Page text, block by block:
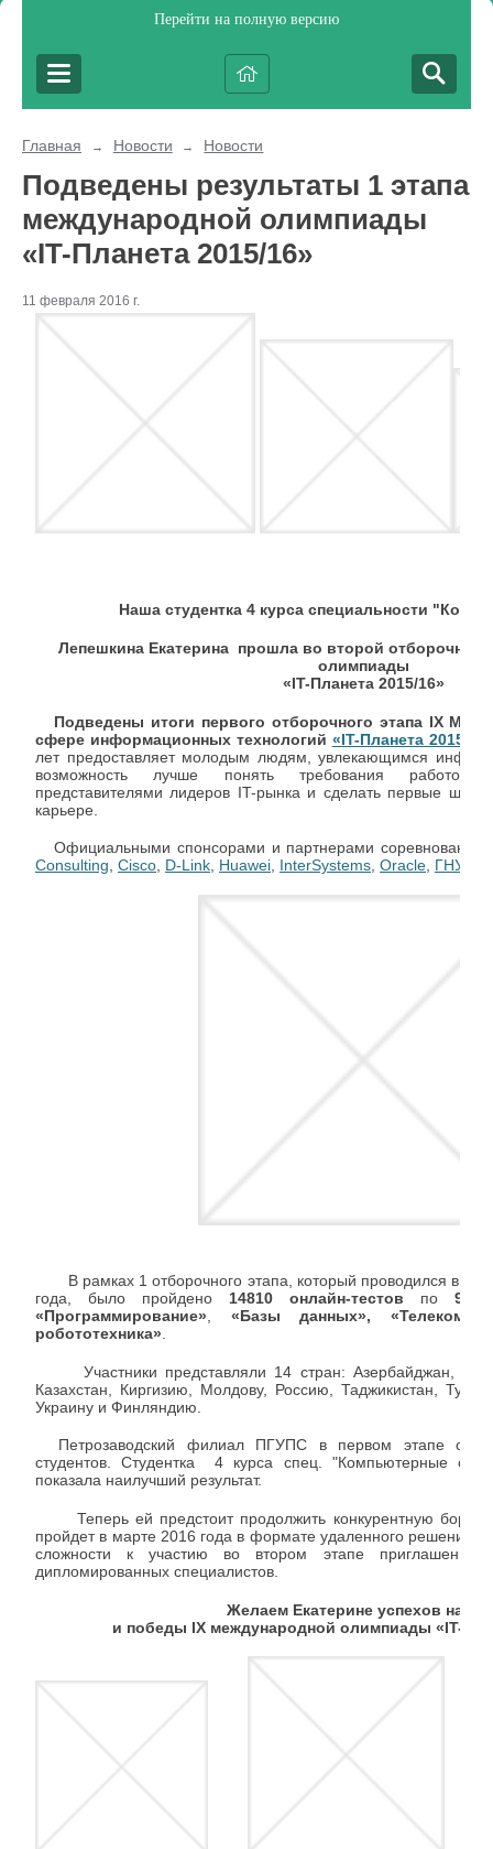
Перейти на полную версию
Главная → Новости → Новости
Подведены результаты 1 этапа
международной олимпиады
«IT-Планета 2015/16»
11 февраля 2016 г.
Наша студентка 4 курса специальности
Лепешкина Екатерина прошла во второй отборочный
олимпиады
«IT-Планета 2015/16»
Подведены итоги первого отборочного этапа IX
сфере информационных технологий «IT-Планета 2015/
лет предоставляет молодым людям, увлекающимся
возможность лучше понять требования
представителями лидеров IT-рынка и сделать первые шаги
карьере.
Официальными спонсорами и партнерами соревнований
Consulting, Cisco, D-Link, Huawei, InterSystems, Oracle, ГНУ/
В рамках 1 отборочного этапа, который проводился в
года, было пройдено 14810 онлайн-тестов по 9
«Программирование»
«Базы данных»,
робототехника»
Участники представляли 14 стран: Азербайджан,
Казахстан, Киргизию, Молдову, Россию, Таджикистан,
Украину и Финляндию.
Петрозаводский филиал ПГУПС в первом этапе
студентов. Студентка 4 курса спец. "Компьютерные
показала наилучший результат.
Теперь ей предстоит продолжить конкурентную борьбу
пройдет в марте 2016 года в формате удаленного решения
сложности к участию во втором этапе приглашены
дипломированных специалистов.
Желаем Екатерине успехов на
и победы IX международной олимпиады «IT-